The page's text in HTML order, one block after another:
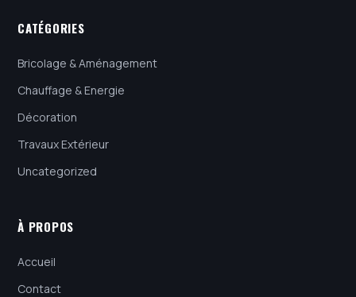
CATÉGORIES
Bricolage & Aménagement
Chauffage & Energie
Décoration
Travaux Extérieur
Uncategorized
À PROPOS
Accueil
Contact